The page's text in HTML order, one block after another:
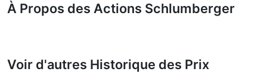
À Propos des Actions Schlumberger
Voir d'autres Historique des Prix